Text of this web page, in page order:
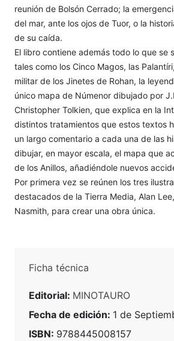
reunión de Bolsón Cerrado; la
del mar, ante los ojos de Tuor, o la
de su caída.
El libro contiene además todo lo que se
tales como los Cinco Magos, las
militar de los Jinetes de Rohan, la
único mapa de Númenor dibujado por
Christopher Tolkien, que explica en la
distintos tratamientos que estos textos
un largo comentario a cada una de las
dibujar, en mayor escala, el mapa que
de los Anillos, añadiéndole nuevos
Por primera vez se reúnen los tres
destacados de la Tierra Media, Alan
Nasmith, para crear una obra única.
Ficha técnica
Editorial: MINOTAURO
Fecha de edición: 1 de
ISBN: 9788445008157